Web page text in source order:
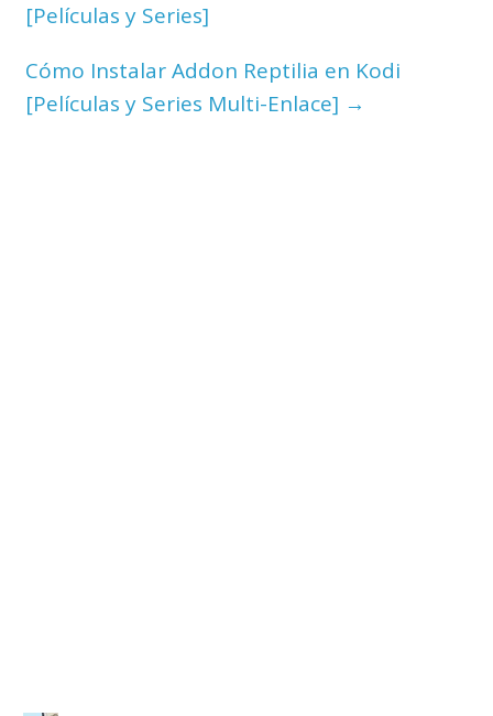
[Películas y Series]
Cómo Instalar Addon Reptilia en Kodi
[Películas y Series Multi-Enlace] →